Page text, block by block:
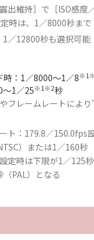
出維持］で［ISO感度
定時は、1／8000秒まで
1／12800秒も選択可能
時：1／8000～1／8
～1／25※1※2秒
フレームレートによ
ト：179.8／150.0fps
）または1／160秒
定時は下限が1／125
（PAL）となる